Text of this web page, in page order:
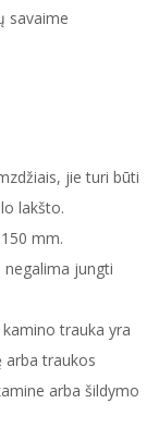
savaime
jie turi būti
lakšto.
mm.
jungti
trauka yra
arba traukos
arba šildymo